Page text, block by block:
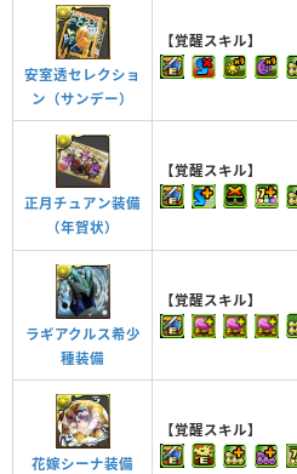
安室透セレクショ
ン（サンデー）
【覚醒スキル】
正月チュアン装備
（年賀状）
【覚醒スキル】
ラギアクルス希少
種装備
【覚醒スキル】
花嫁シーナ装備
【覚醒スキル】